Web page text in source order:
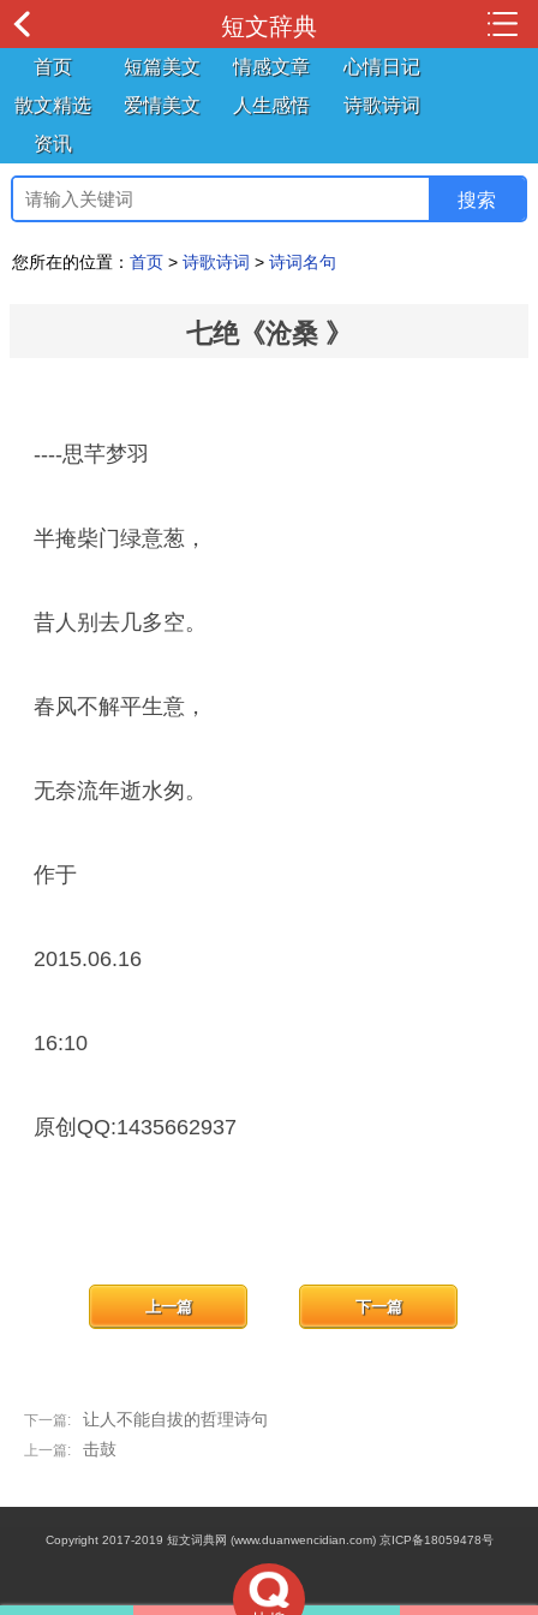
短文辞典
首页 短篇美文 情感文章
心情日记
散文精选
爱情美文 人生感悟
诗歌诗词
资讯
您所在的位置： 首页 > 诗歌诗词 > 诗词名句
七绝《沧桑 》
----思芊梦羽
半掩柴门绿意葱，
昔人别去几多空。
春风不解平生意，
无奈流年逝水匆。
作于
2015.06.16
16:10
原创QQ:1435662937
下一篇: 让人不能自拔的哲理诗句
下一篇
上一篇: 击鼓
上一篇
Copyright 2017-2019 短文词典网 (www.duanwencidian.com) 京ICP备18059478号